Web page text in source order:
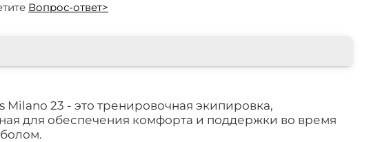
Вопрос-ответ>
Milano 23 - это тренировочная экипировка,
для обеспечения комфорта и поддержки во время